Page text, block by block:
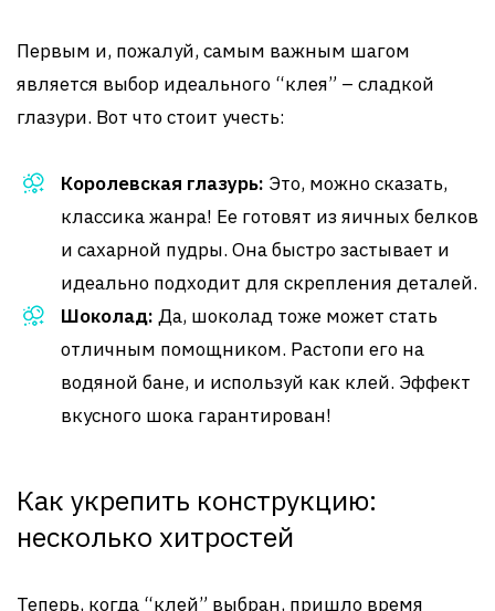
Первым и, пожалуй, самым важным шагом
является выбор идеального “клея” – сладкой
глазури. Вот что стоит учесть:
Королевская глазурь: Это, можно сказать,
классика жанра! Ее готовят из яичных белков
и сахарной пудры. Она быстро застывает и
идеально подходит для скрепления деталей.
Шоколад: Да, шоколад тоже может стать
отличным помощником. Растопи его на
водяной бане, и используй как клей. Эффект
вкусного шока гарантирован!
Как укрепить конструкцию:
несколько хитростей
Теперь, когда “клей” выбран, пришло время